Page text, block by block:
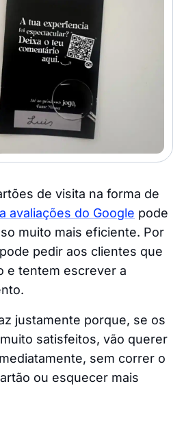
de visita na forma de
avaliações do Google pode
muito mais eficiente. Por
pedir aos clientes que
e tentem escrever a
justamente porque, se os
satisfeitos, vão querer
sem correr o
ou esquecer mais